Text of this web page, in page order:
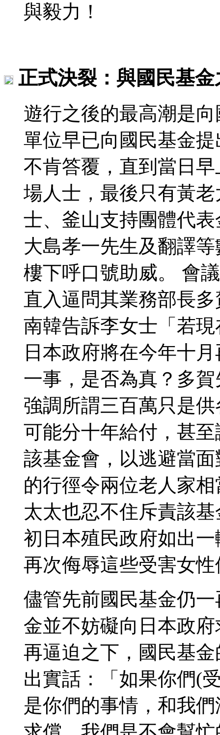
與毅力！
正式決裂：與國民基金
遊行之後的最高潮是
單位早已向國民基金
不肯答覆，直到當日
場人士，最後只有黃
士、釜山支持團體代
大島孝一先生及翻譯
樓下呼口號助威。 會
直入逼問其業務部長
南韓告訴李女士「若
日本政府將在今年十
一事，是否為真？多
強調所謂三百萬只是
可能分十年給付，甚
該基金會，以逃避當
的行徑令兩位老人家
太太也忍不住斥責該
初日本殖民政府如出
再次侮辱這些受害女性
儘管先前國民基金仍
金並不妨礙向日本政
再逼迫之下，國民基
出實話：「如果你們(
是你們的事情，和我